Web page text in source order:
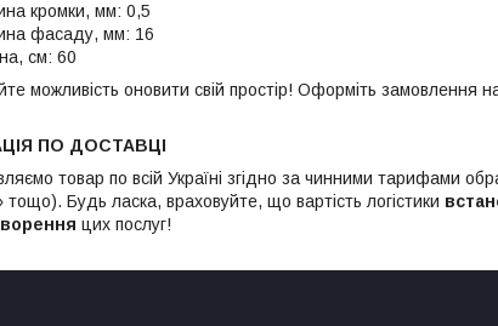
кромки, мм: 0,5
фасаду, мм: 16
см: 60
можливість оновити свій простір! Оформіть замовлення
ПО ДОСТАВЦІ
товар по всій Україні згідно за чинними тарифами
тощо). Будь ласка, враховуйте, що вартість логістики
цих послуг!